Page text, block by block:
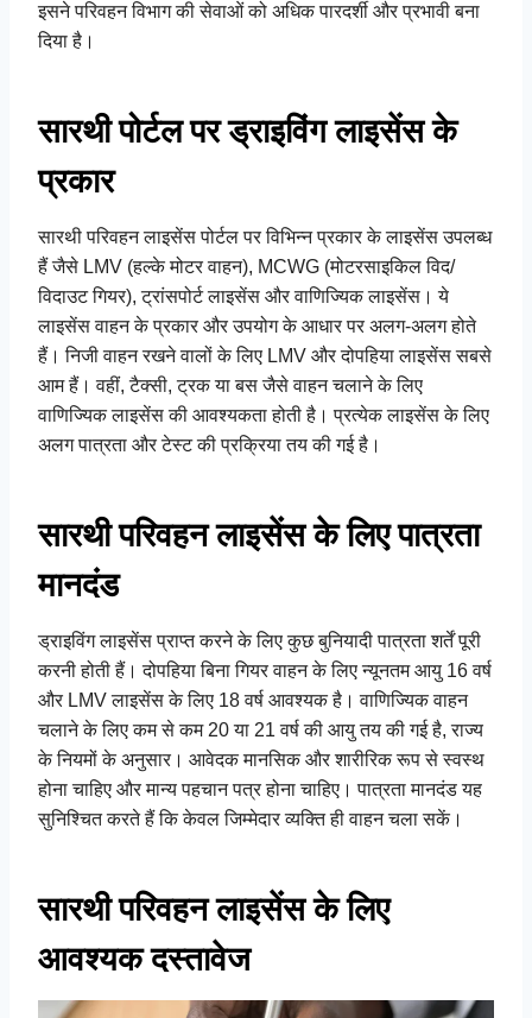
इसने परिवहन विभाग की सेवाओं को अधिक पारदर्शी और प्रभावी बना
दिया है।
सारथी पोर्टल पर ड्राइविंग लाइसेंस के
प्रकार
सारथी परिवहन लाइसेंस पोर्टल पर विभिन्न प्रकार के लाइसेंस उपलब्ध
हैं जैसे LMV (हल्के मोटर वाहन), MCWG (मोटरसाइकिल विद/
विदाउट गियर), ट्रांसपोर्ट लाइसेंस और वाणिज्यिक लाइसेंस। ये
लाइसेंस वाहन के प्रकार और उपयोग के आधार पर अलग-अलग होते
हैं। निजी वाहन रखने वालों के लिए LMV और दोपहिया लाइसेंस सबसे
आम हैं। वहीं, टैक्सी, ट्रक या बस जैसे वाहन चलाने के लिए
वाणिज्यिक लाइसेंस की आवश्यकता होती है। प्रत्येक लाइसेंस के लिए
अलग पात्रता और टेस्ट की प्रक्रिया तय की गई है।
सारथी परिवहन लाइसेंस के लिए पात्रता
मानदंड
ड्राइविंग लाइसेंस प्राप्त करने के लिए कुछ बुनियादी पात्रता शर्तें पूरी
करनी होती हैं। दोपहिया बिना गियर वाहन के लिए न्यूनतम आयु 16 वर्ष
और LMV लाइसेंस के लिए 18 वर्ष आवश्यक है। वाणिज्यिक वाहन
चलाने के लिए कम से कम 20 या 21 वर्ष की आयु तय की गई है, राज्य
के नियमों के अनुसार। आवेदक मानसिक और शारीरिक रूप से स्वस्थ
होना चाहिए और मान्य पहचान पत्र होना चाहिए। पात्रता मानदंड यह
सुनिश्चित करते हैं कि केवल जिम्मेदार व्यक्ति ही वाहन चला सकें।
सारथी परिवहन लाइसेंस के लिए
आवश्यक दस्तावेज